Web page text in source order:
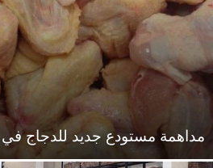
مداهمة مستودع جديد للدجاج في